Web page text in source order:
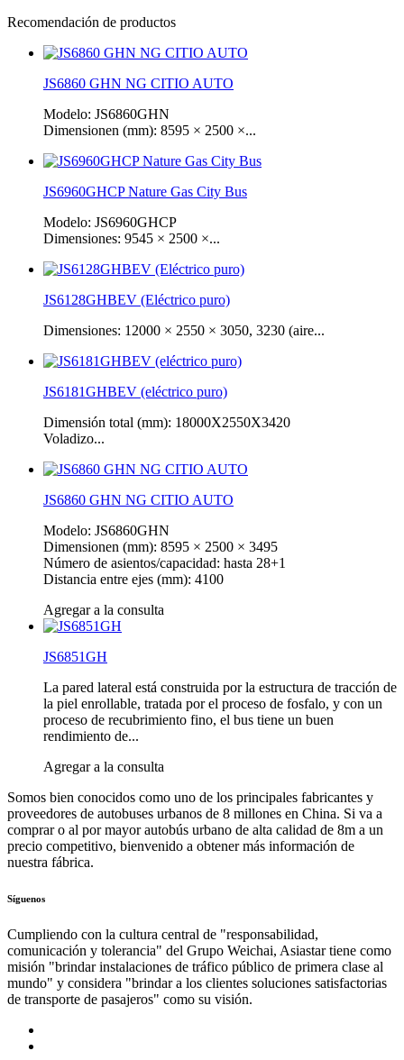
Recomendación de productos
JS6860 GHN NG CITIO AUTO
Modelo: JS6860GHN
Dimensionen (mm): 8595 × 2500 ×...
JS6960GHCP Nature Gas City Bus
Modelo: JS6960GHCP
Dimensiones: 9545 × 2500 ×...
JS6128GHBEV (Eléctrico puro)
Dimensiones: 12000 × 2550 × 3050, 3230 (aire...
JS6181GHBEV (eléctrico puro)
Dimensión total (mm): 18000X2550X3420
Voladizo...
JS6860 GHN NG CITIO AUTO
Modelo: JS6860GHN
Dimensionen (mm): 8595 × 2500 × 3495
Número de asientos/capacidad: hasta 28+1
Distancia entre ejes (mm): 4100
Agregar a la consulta
JS6851GH
La pared lateral está construida por la estructura de tracción de
la piel enrollable, tratada por el proceso de fosfalo, y con un
proceso de recubrimiento fino, el bus tiene un buen
rendimiento de...
Agregar a la consulta
Somos bien conocidos como uno de los principales fabricantes y
proveedores de autobuses urbanos de 8 millones en China. Si va a
comprar o al por mayor autobús urbano de alta calidad de 8m a un
precio competitivo, bienvenido a obtener más información de
nuestra fábrica.
Síguenos
Cumpliendo con la cultura central de "responsabilidad,
comunicación y tolerancia" del Grupo Weichai, Asiastar tiene como
misión "brindar instalaciones de tráfico público de primera clase al
mundo" y considera "brindar a los clientes soluciones satisfactorias
de transporte de pasajeros" como su visión.